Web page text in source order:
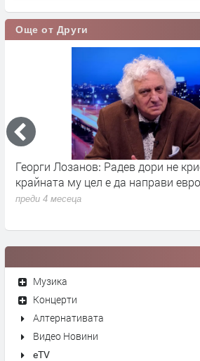
Още от Други
Георги Лозанов: Радев дори не
крайната му цел е да направи
преди 4 месеца
Музика
Концерти
Алтернативата
Видео Новини
eTV